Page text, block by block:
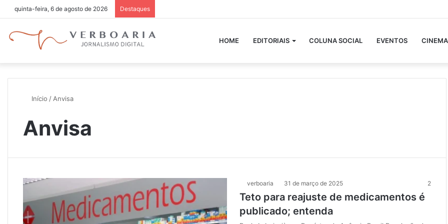
quinta-feira, 6 de agosto de 2026 Destaques
HOME EDITORIAIS COLUNA SOCIAL EVENTOS CINEMA
Início / Anvisa
Anvisa
verboaria 31 de março de 2025 2
Teto para reajuste de medicamentos é
publicado; entenda